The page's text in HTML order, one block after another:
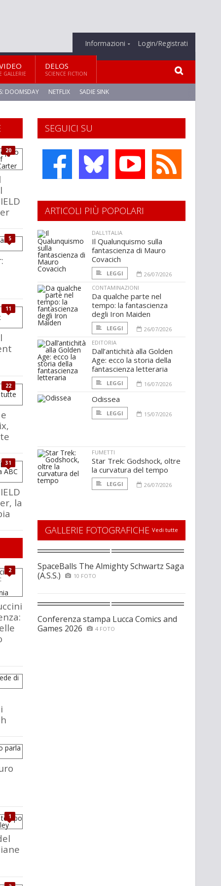
Informazioni Login/Registrati
E GALLERIE
DELOS
SCIENCE FICTION
DOOMSDAY NETFLIX SADIE SINK
SEGUICI SU
20
5
11
22
31
la
2
1
ARTICOLI PIÙ POPOLARI
DALL'ITALIA
Il Qualunquismo sulla
fantascienza di Mauro
Covacich
LEGGI
26/07/2026
CONTAMINAZIONI
Da qualche parte nel
tempo: la fantascienza
degli Iron Maiden
LEGGI
26/07/2026
EDITORIA
Dall’antichità alla Golden
Age: ecco la storia della
fantascienza letteraria
LEGGI 16/07/2026
Odissea
LEGGI 15/07/2026
FUMETTI
Star Trek: Godshock, oltre
la curvatura del tempo
LEGGI 26/07/2026
GALLERIE FOTOGRAFICHE Vedi tutte
SpaceBalls The Almighty Schwartz Saga
(A.S.S.)
10 FOTO
Conferenza stampa Lucca Comics and
Games 2026
4 FOTO